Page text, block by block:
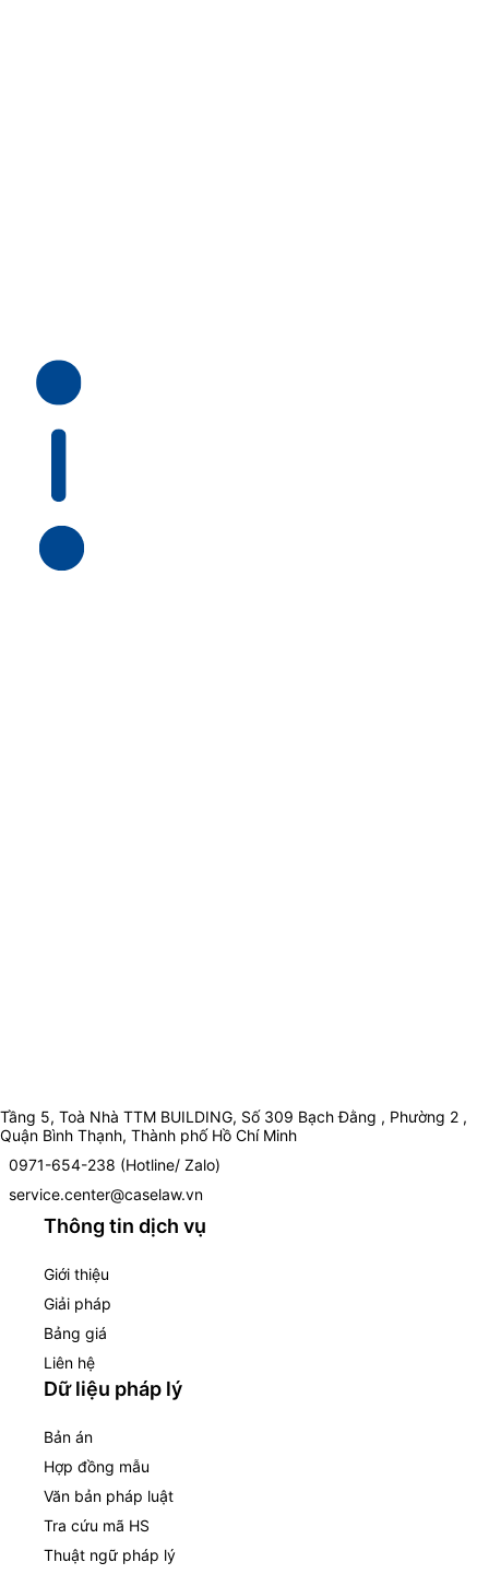
Tầng 5, Toà Nhà TTM BUILDING, Số 309 Bạch Đằng , Phường 2 ,
Quận Bình Thạnh, Thành phố Hồ Chí Minh
0971-654-238 (Hotline/ Zalo)
service.center@caselaw.vn
Thông tin dịch vụ
Giới thiệu
Giải pháp
Bảng giá
Liên hệ
Dữ liệu pháp lý
Bản án
Hợp đồng mẫu
Văn bản pháp luật
Tra cứu mã HS
Thuật ngữ pháp lý